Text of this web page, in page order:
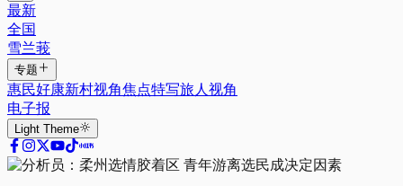
最新
全国
雪兰莪
专题
惠民好康新村视角焦点特写旅人视角
电子报
Light Theme